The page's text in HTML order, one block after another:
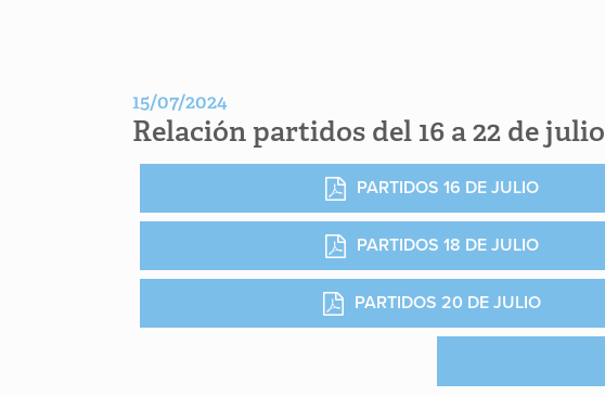
15/07/2024
Relación partidos del 16 a 22 de julio
PARTIDOS 16 DE JULIO
PARTIDOS 18 DE JULIO
PARTIDOS 20 DE JULIO